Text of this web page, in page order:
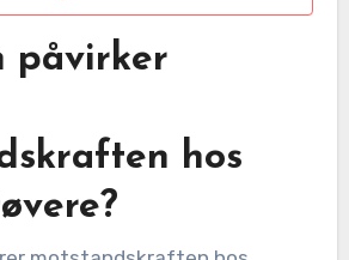
påvirker
hos